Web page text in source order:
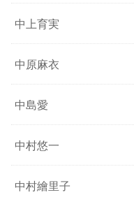
中上育実
中原麻衣
中島愛
中村悠一
中村繪里子